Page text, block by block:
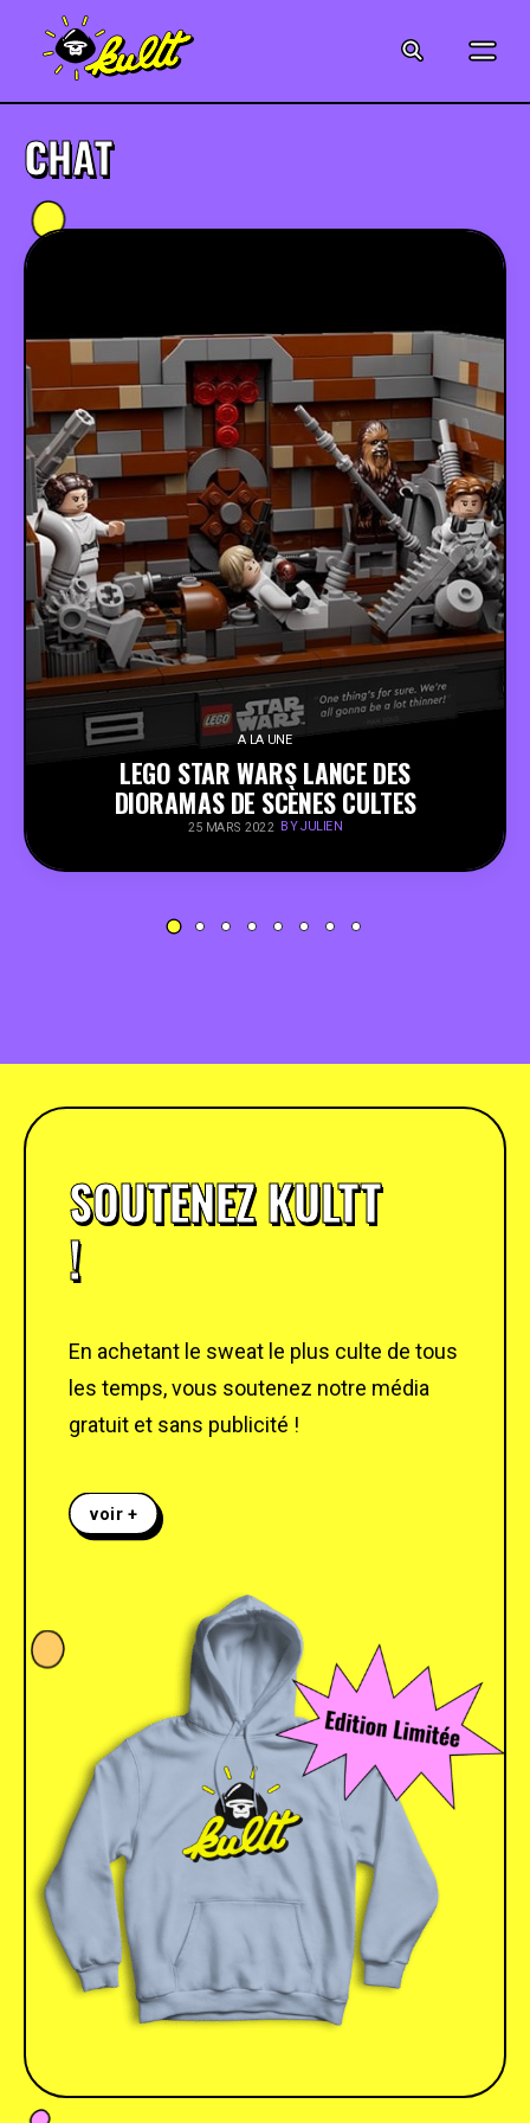
ART
JEUX-VIDÉO
VINTAGE
PEOPLE
FOOD
BONS PLANS
SOUTENEZ KULTT
CHAT
A LA UNE
LEGO STAR WARS LANCE DES
DIORAMAS DE SCÈNES CULTES
25 MARS 2022 BY JULIEN
SOUTENEZ KULTT
!
En achetant le sweat le plus culte de tous
les temps, vous soutenez notre média
gratuit et sans publicité !
voir +